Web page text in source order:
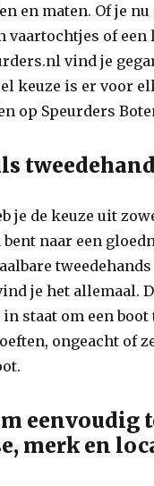
en maten. Of je
vaartochtjes of
vind je
keuze is er voor
op Speurders
je de keuze uit
bent naar een
je het allemaal.
staat om een
ongeacht of
eenvoudig
merk en